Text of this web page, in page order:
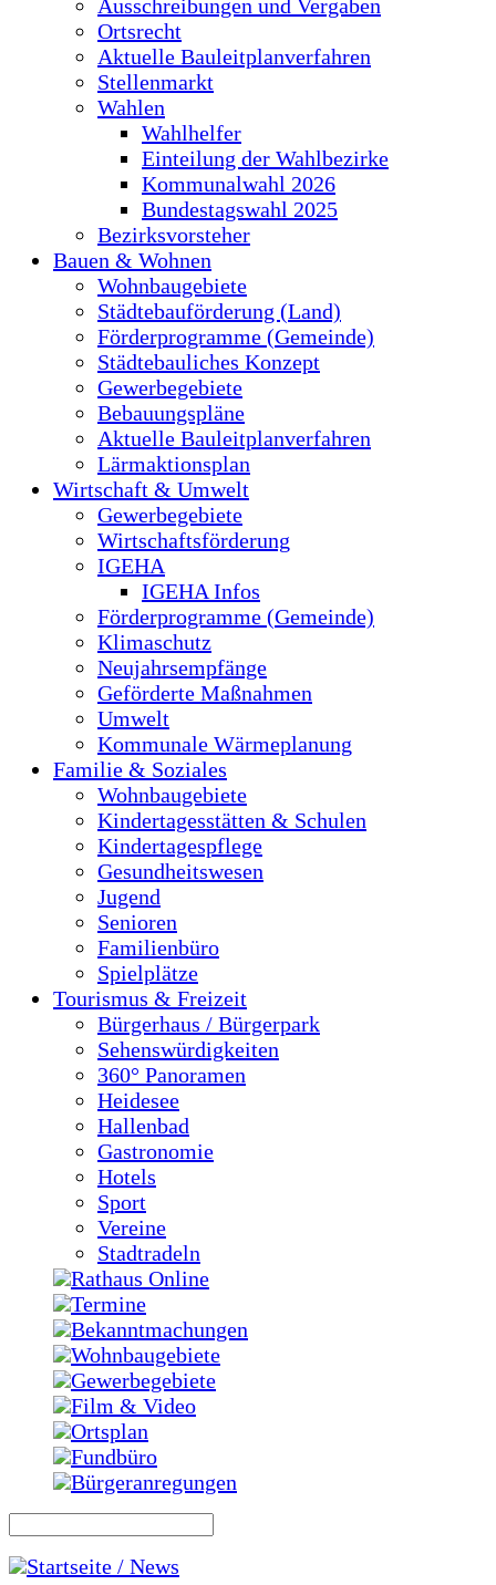
Ausschreibungen und Vergaben
Ortsrecht
Aktuelle Bauleitplanverfahren
Stellenmarkt
Wahlen
Wahlhelfer
Einteilung der Wahlbezirke
Kommunalwahl 2026
Bundestagswahl 2025
Bezirksvorsteher
Bauen & Wohnen
Wohnbaugebiete
Städtebauförderung (Land)
Förderprogramme (Gemeinde)
Städtebauliches Konzept
Gewerbegebiete
Bebauungspläne
Aktuelle Bauleitplanverfahren
Lärmaktionsplan
Wirtschaft & Umwelt
Gewerbegebiete
Wirtschaftsförderung
IGEHA
IGEHA Infos
Förderprogramme (Gemeinde)
Klimaschutz
Neujahrsempfänge
Geförderte Maßnahmen
Umwelt
Kommunale Wärmeplanung
Familie & Soziales
Wohnbaugebiete
Kindertagesstätten & Schulen
Kindertagespflege
Gesundheitswesen
Jugend
Senioren
Familienbüro
Spielplätze
Tourismus & Freizeit
Bürgerhaus / Bürgerpark
Sehenswürdigkeiten
360° Panoramen
Heidesee
Hallenbad
Gastronomie
Hotels
Sport
Vereine
Stadtradeln
Rathaus Online
Termine
Bekanntmachungen
Wohnbaugebiete
Gewerbegebiete
Film & Video
Ortsplan
Fundbüro
Bürgeranregungen
Startseite / News